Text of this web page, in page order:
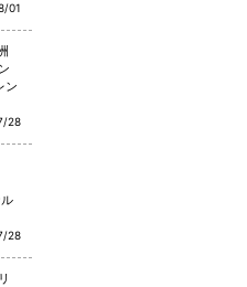
01
ン
28
28